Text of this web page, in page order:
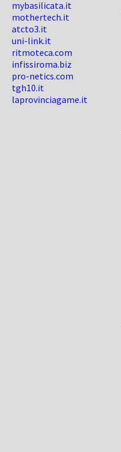
mybasilicata.it
mothertech.it
atcto3.it
uni-link.it
ritmoteca.com
infissiroma.biz
pro-netics.com
tgh10.it
laprovinciagame.it